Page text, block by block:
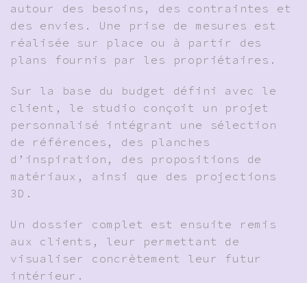
autour des besoins, des contraintes et
des envies. Une prise de mesures est
réalisée sur place ou à partir des
plans fournis par les propriétaires.
Sur la base du budget défini avec le
client, le studio conçoit un projet
personnalisé intégrant une sélection
de références, des planches
d’inspiration, des propositions de
matériaux, ainsi que des projections
3D.
Un dossier complet est ensuite remis
aux clients, leur permettant de
visualiser concrètement leur futur
intérieur.